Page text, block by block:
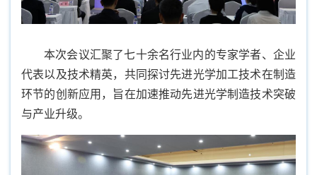
本次会议汇聚了七十余名行业内的专家学者、企业
代表以及技术精英，共同探讨先进光学加工技术在制造
环节的创新应用，旨在加速推动先进光学制造技术突破
与产业升级。